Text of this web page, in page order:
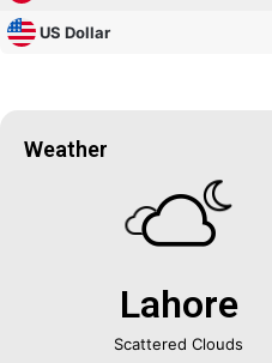
US Dollar
Weather
Lahore
Scattered Clouds